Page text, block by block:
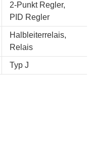
2-Punkt Regler,
PID Regler
Halbleiterrelais,
Relais
Typ J